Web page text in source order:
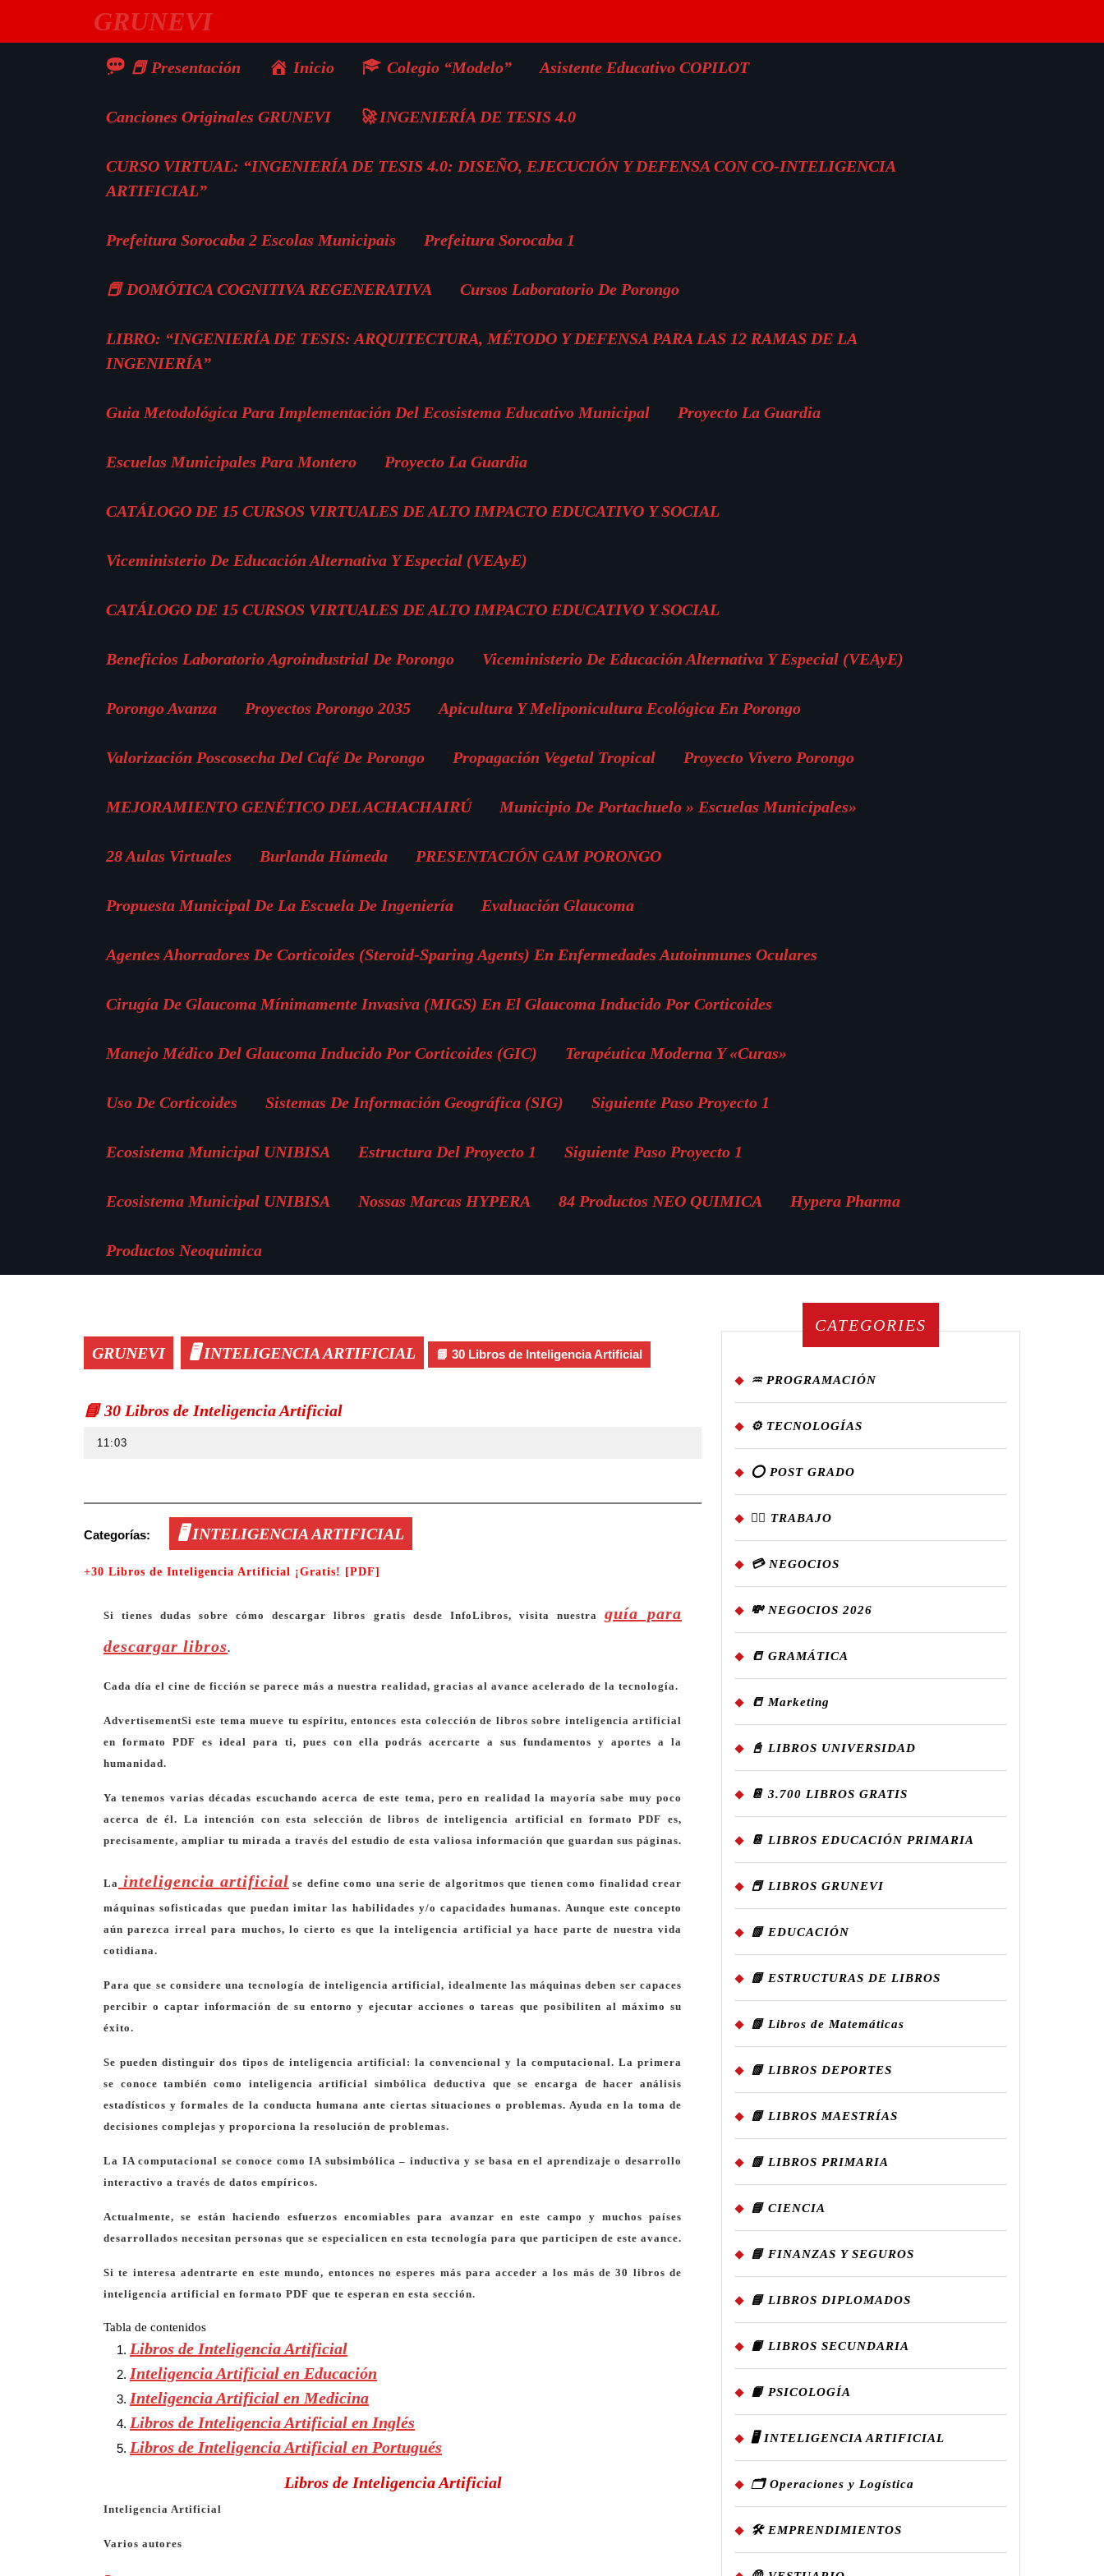
GRUNEVI
📕 Presentación Inicio Colegio “Modelo” Asistente Educativo COPILOT
Canciones Originales GRUNEVI 🚀 INGENIERÍA DE TESIS 4.0
CURSO VIRTUAL: “INGENIERÍA DE TESIS 4.0: DISEÑO, EJECUCIÓN Y DEFENSA CON CO-INTELIGENCIA
ARTIFICIAL”
Prefeitura Sorocaba 2 Escolas Municipais Prefeitura Sorocaba 1
📕 DOMÓTICA COGNITIVA REGENERATIVA Cursos Laboratorio De Porongo
LIBRO: “INGENIERÍA DE TESIS: ARQUITECTURA, MÉTODO Y DEFENSA PARA LAS 12 RAMAS DE LA
INGENIERÍA”
Guia Metodológica Para Implementación Del Ecosistema Educativo Municipal Proyecto La Guardia
Escuelas Municipales Para Montero Proyecto La Guardia
CATÁLOGO DE 15 CURSOS VIRTUALES DE ALTO IMPACTO EDUCATIVO Y SOCIAL
Viceministerio De Educación Alternativa Y Especial (VEAyE)
CATÁLOGO DE 15 CURSOS VIRTUALES DE ALTO IMPACTO EDUCATIVO Y SOCIAL
Beneficios Laboratorio Agroindustrial De Porongo Viceministerio De Educación Alternativa Y Especial (VEAyE)
Porongo Avanza Proyectos Porongo 2035 Apicultura Y Meliponicultura Ecológica En Porongo
Valorización Poscosecha Del Café De Porongo Propagación Vegetal Tropical Proyecto Vivero Porongo
MEJORAMIENTO GENÉTICO DEL ACHACHAIRÚ Municipio De Portachuelo » Escuelas Municipales»
28 Aulas Virtuales Burlanda Húmeda PRESENTACIÓN GAM PORONGO
Propuesta Municipal De La Escuela De Ingeniería Evaluación Glaucoma
Agentes Ahorradores De Corticoides (Steroid-Sparing Agents) En Enfermedades Autoinmunes Oculares
Cirugía De Glaucoma Mínimamente Invasiva (MIGS) En El Glaucoma Inducido Por Corticoides
Manejo Médico Del Glaucoma Inducido Por Corticoides (GIC) Terapéutica Moderna Y «Curas»
Uso De Corticoides Sistemas De Información Geográfica (SIG) Siguiente Paso Proyecto 1
Ecosistema Municipal UNIBISA Estructura Del Proyecto 1 Siguiente Paso Proyecto 1
Ecosistema Municipal UNIBISA Nossas Marcas HYPERA 84 Productos NEO QUIMICA Hypera Pharma
Productos Neoquimica
GRUNEVI 🖥️ INTELIGENCIA ARTIFICIAL 📘 30 Libros de Inteligencia Artificial
📘 30 Libros de Inteligencia Artificial
11:03
Categorías: 🖥️ INTELIGENCIA ARTIFICIAL
+30 Libros de Inteligencia Artificial ¡Gratis! [PDF]
Si tienes dudas sobre cómo descargar libros gratis desde InfoLibros, visita nuestra guía para
descargar libros.
Cada día el cine de ficción se parece más a nuestra realidad, gracias al avance acelerado de la tecnología.
AdvertisementSi este tema mueve tu espíritu, entonces esta colección de libros sobre inteligencia artificial
en formato PDF es ideal para ti, pues con ella podrás acercarte a sus fundamentos y aportes a la
humanidad.
Ya tenemos varias décadas escuchando acerca de este tema, pero en realidad la mayoría sabe muy poco
acerca de él. La intención con esta selección de libros de inteligencia artificial en formato PDF es,
precisamente, ampliar tu mirada a través del estudio de esta valiosa información que guardan sus páginas.
La inteligencia artificial se define como una serie de algoritmos que tienen como finalidad crear
máquinas sofisticadas que puedan imitar las habilidades y/o capacidades humanas. Aunque este concepto
aún parezca irreal para muchos, lo cierto es que la inteligencia artificial ya hace parte de nuestra vida
cotidiana.
Para que se considere una tecnología de inteligencia artificial, idealmente las máquinas deben ser capaces
percibir o captar información de su entorno y ejecutar acciones o tareas que posibiliten al máximo su
éxito.
Se pueden distinguir dos tipos de inteligencia artificial: la convencional y la computacional. La primera
se conoce también como inteligencia artificial simbólica deductiva que se encarga de hacer análisis
estadísticos y formales de la conducta humana ante ciertas situaciones o problemas. Ayuda en la toma de
decisiones complejas y proporciona la resolución de problemas.
La IA computacional se conoce como IA subsimbólica – inductiva y se basa en el aprendizaje o desarrollo
interactivo a través de datos empíricos.
Actualmente, se están haciendo esfuerzos encomiables para avanzar en este campo y muchos países
desarrollados necesitan personas que se especialicen en esta tecnología para que participen de este avance.
Si te interesa adentrarte en este mundo, entonces no esperes más para acceder a los más de 30 libros de
inteligencia artificial en formato PDF que te esperan en esta sección.
Tabla de contenidos
Libros de Inteligencia Artificial
Inteligencia Artificial en Educación
Inteligencia Artificial en Medicina
Libros de Inteligencia Artificial en Inglés
Libros de Inteligencia Artificial en Portugués
Libros de Inteligencia Artificial
Inteligencia Artificial
Varios autores
CATEGORIES
♒ PROGRAMACIÓN
⚙️ TECNOLOGÍAS
⭕ POST GRADO
👷‍♂️ TRABAJO
💳 NEGOCIOS
💸 NEGOCIOS 2026
📒 GRAMÁTICA
📒 Marketing
📓 LIBROS UNIVERSIDAD
📔 3.700 LIBROS GRATIS
📔 LIBROS EDUCACIÓN PRIMARIA
📕 LIBROS GRUNEVI
📗 EDUCACIÓN
📗 ESTRUCTURAS DE LIBROS
📗 Libros de Matemáticas
📗 LIBROS DEPORTES
📗 LIBROS MAESTRÍAS
📗 LIBROS PRIMARIA
📘 CIENCIA
📘 FINANZAS Y SEGUROS
📘 LIBROS DIPLOMADOS
📙 LIBROS SECUNDARIA
📙 PSICOLOGÍA
🖥️ INTELIGENCIA ARTIFICIAL
🗂️ Operaciones y Logística
🛠️ EMPRENDIMIENTOS